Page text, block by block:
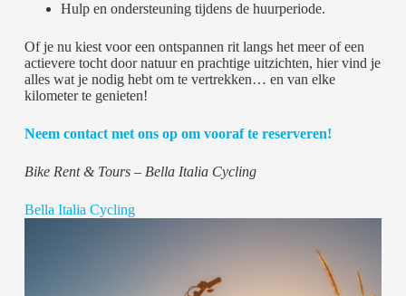
Hulp en ondersteuning tijdens de huurperiode.
Of je nu kiest voor een ontspannen rit langs het meer of een
actievere tocht door natuur en prachtige uitzichten, hier vind je
alles wat je nodig hebt om te vertrekken… en van elke
kilometer te genieten!
Neem contact met ons op om vooraf te reserveren!
Bike Rent & Tours – Bella Italia Cycling
Bella Italia Cycling